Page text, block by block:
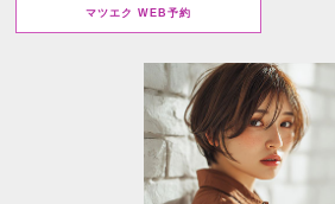
マツエク WEB予約